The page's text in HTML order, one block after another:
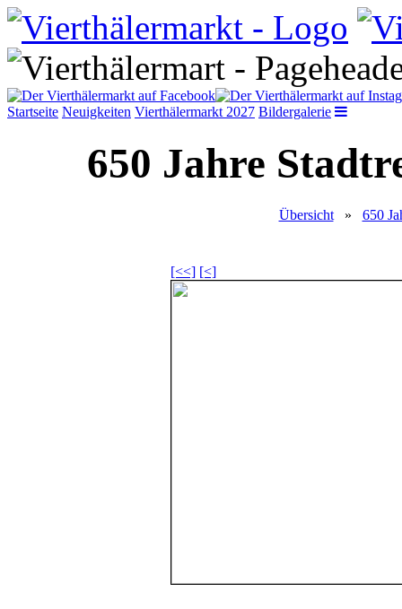
Startseite Neuigkeiten Vierthälermarkt 2027 Bildergalerie
650 Jahre
Übersicht» 650
[<<] [<]